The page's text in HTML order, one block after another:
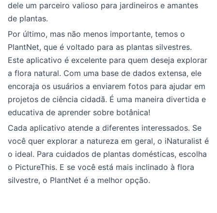
dele um parceiro valioso para jardineiros e amantes
de plantas.
Por último, mas não menos importante, temos o
PlantNet, que é voltado para as plantas silvestres.
Este aplicativo é excelente para quem deseja explorar
a flora natural. Com uma base de dados extensa, ele
encoraja os usuários a enviarem fotos para ajudar em
projetos de ciência cidadã. É uma maneira divertida e
educativa de aprender sobre botânica!
Cada aplicativo atende a diferentes interessados. Se
você quer explorar a natureza em geral, o iNaturalist é
o ideal. Para cuidados de plantas domésticas, escolha
o PictureThis. E se você está mais inclinado à flora
silvestre, o PlantNet é a melhor opção.